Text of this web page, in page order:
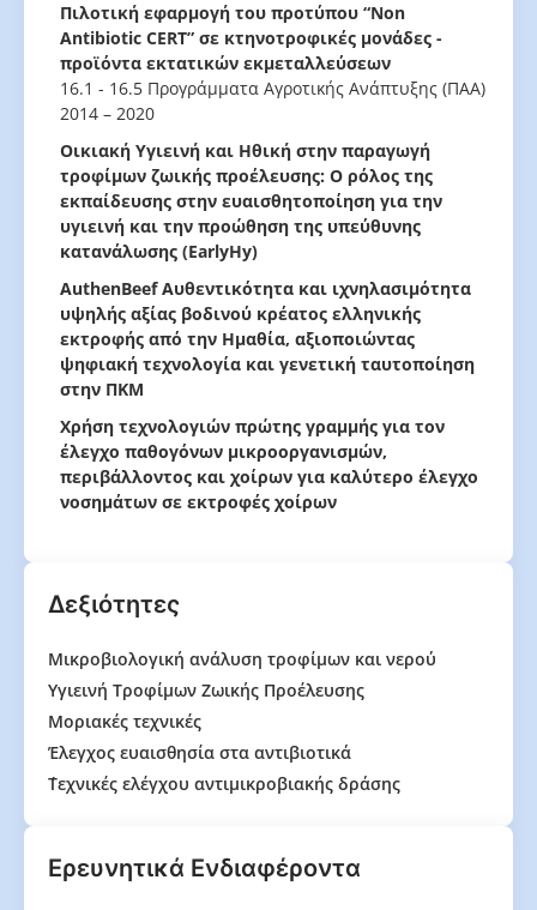
Πιλοτική εφαρμογή του προτύπου “Non
Antibiotic CERT” σε κτηνοτροφικές μονάδες -
προϊόντα εκτατικών εκμεταλλεύσεων
16.1 - 16.5 Προγράμματα Αγροτικής Ανάπτυξης (ΠΑΑ)
2014 – 2020
Οικιακή Υγιεινή και Ηθική στην παραγωγή
τροφίμων ζωικής προέλευσης: Ο ρόλος της
εκπαίδευσης στην ευαισθητοποίηση για την
υγιεινή και την προώθηση της υπεύθυνης
κατανάλωσης (EarlyHy)
AuthenBeef Αυθεντικότητα και ιχνηλασιμότητα
υψηλής αξίας βοδινού κρέατος ελληνικής
εκτροφής από την Ημαθία, αξιοποιώντας
ψηφιακή τεχνολογία και γενετική ταυτοποίηση
στην ΠΚΜ
Χρήση τεχνολογιών πρώτης γραμμής για τον
έλεγχο παθογόνων μικροοργανισμών,
περιβάλλοντος και χοίρων για καλύτερο έλεγχο
νοσημάτων σε εκτροφές χοίρων
Δεξιότητες
Μικροβιολογική ανάλυση τροφίμων και νερού
Υγιεινή Τροφίμων Ζωικής Προέλευσης
Μοριακές τεχνικές
Έλεγχος ευαισθησία στα αντιβιοτικά
΄Τεχνικές ελέγχου αντιμικροβιακής δράσης
Ερευνητικά Ενδιαφέροντα